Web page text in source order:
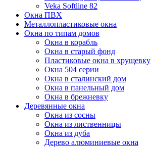
Veka Softline 82
Окна ПВХ
Металлопластиковые окна
Окна по типам домов
Окна в корабль
Окна в старый фонд
Пластиковые окна в хрущевку
Окна 504 серии
Окна в сталинский дом
Окна в панельный дом
Окна в брежневку
Деревянные окна
Окна из сосны
Окна из лиственницы
Окна из дуба
Дерево алюминиевые окна